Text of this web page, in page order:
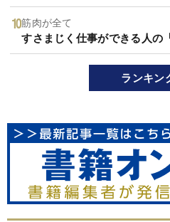
筋肉が全て
すさまじく仕事ができる人の
ランキン